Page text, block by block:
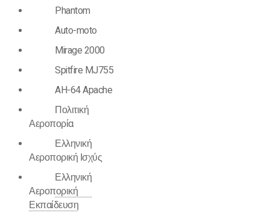
Phantom
Auto-moto
Mirage 2000
Spitfire MJ755
AH-64 Apache
Πολιτική
Αεροπορία
Ελληνική
Αεροπορική Ισχύς
Ελληνική
Αεροπορική
Εκπαίδευση